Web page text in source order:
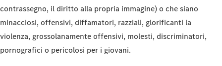
contrassegno, il diritto alla propria immagine) o che siano
minacciosi, offensivi, diffamatori, razziali, glorificanti la
violenza, grossolanamente offensivi, molesti, discriminatori,
pornografici o pericolosi per i giovani.